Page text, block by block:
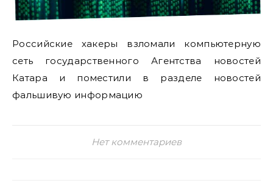
Российские хакеры взломали компьютерную
сеть государственного Агентства новостей
Катара и поместили в разделе новостей
фальшивую информацию
Нет комментариев